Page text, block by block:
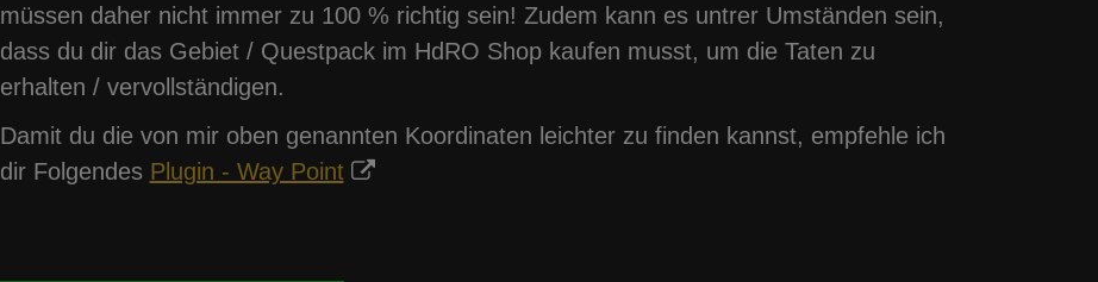
müssen daher nicht immer zu 100 % richtig sein! Zudem kann es untrer Umständen sein,
dass du dir das Gebiet / Questpack im HdRO Shop kaufen musst, um die Taten zu
erhalten / vervollständigen.
Damit du die von mir oben genannten Koordinaten leichter zu finden kannst, empfehle ich
dir Folgendes Plugin - Way Point